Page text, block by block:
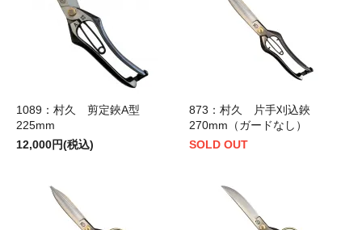
1089：村久 剪定鋏A型
225mm
12,000円(税込)
873：村久 片手刈込鋏
270mm（ガードなし）
SOLD OUT